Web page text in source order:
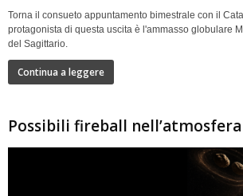
Torna il consueto appuntamento bimestrale con il
protagonista di questa uscita è l'ammasso globulare
del Sagittario.
Continua a leggere
Possibili fireball